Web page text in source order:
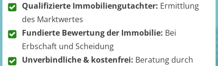
Qualifizierte Immobiliengutachter: Ermittlung
des Marktwertes
Fundierte Bewertung der Immobilie: Bei
Erbschaft und Scheidung
Unverbindliche & kostenfrei: Beratung durch